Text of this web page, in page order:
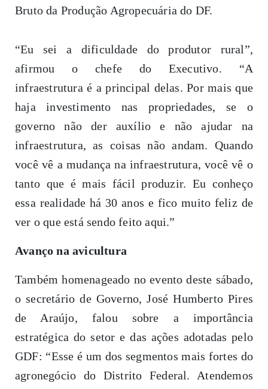
Bruto da Produção Agropecuária do DF.
“Eu sei a dificuldade do produtor rural”,
afirmou o chefe do Executivo. “A
infraestrutura é a principal delas. Por mais que
haja investimento nas propriedades, se o
governo não der auxílio e não ajudar na
infraestrutura, as coisas não andam. Quando
você vê a mudança na infraestrutura, você vê o
tanto que é mais fácil produzir. Eu conheço
essa realidade há 30 anos e fico muito feliz de
ver o que está sendo feito aqui.”
Avanço na avicultura
Também homenageado no evento deste sábado,
o secretário de Governo, José Humberto Pires
de Araújo, falou sobre a importância
estratégica do setor e das ações adotadas pelo
GDF: “Esse é um dos segmentos mais fortes do
agronegócio do Distrito Federal. Atendemos